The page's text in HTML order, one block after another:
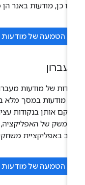
כן, מודעות באנר הן
הטמעה של מודעות
של מודעות מעברון
מודעות במסך מלא
אותן בנקודות עצירה
של האפליקציה,
באפליקציית משחקים.
הטמעה של מודעות